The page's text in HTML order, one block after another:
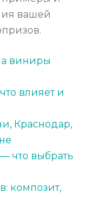
вашей
виниры
влияет и
Краснодар,
что выбрать
композит,